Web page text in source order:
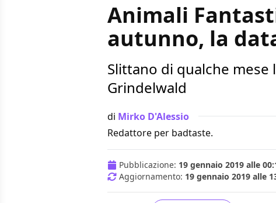
Animali
autunno, la
Slittano di qualche mese
Grindelwald
di Mirko D'Alessio
Redattore per badtaste.
Pubblicazione: 19 gennaio 2019 alle
Aggiornamento: 19 gennaio 2019 alle